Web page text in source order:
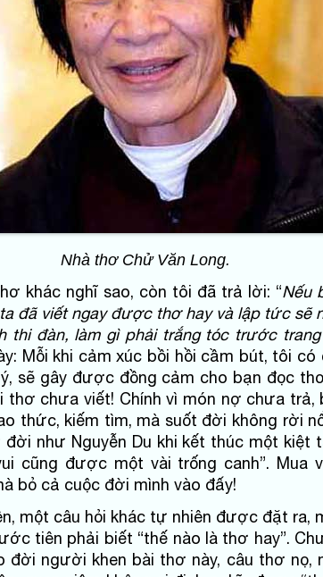
Nhà thơ Chử Văn Long.
khác nghĩ sao, còn tôi đã trả lời: “Nếu
đã viết ngay được thơ hay và lập tức sẽ
thi đàn, làm gì phải trắng tóc trước
Mỗi khi cảm xúc bồi hồi cầm bút, tôi
sẽ gây được đồng cảm cho bạn đọc
thơ chưa viết! Chính vì món nợ chưa
thức, kiếm tìm, mà suốt đời không rời
như Nguyễn Du khi kết thúc một kiệt
cũng được một vài trống canh”. Mua
bỏ cả cuộc đời mình vào đấy!
một câu hỏi khác tự nhiên được đặt ra,
tiên phải biết “thế nào là thơ hay”.
đời người khen bài thơ này, câu thơ nọ,